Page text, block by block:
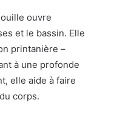
ouvre
et le bassin. Elle
printanière –
à une profonde
elle aide à faire
corps.